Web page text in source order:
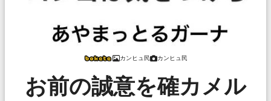
カンヒュ民 カンヒュ民
お前の誠意を確カメル